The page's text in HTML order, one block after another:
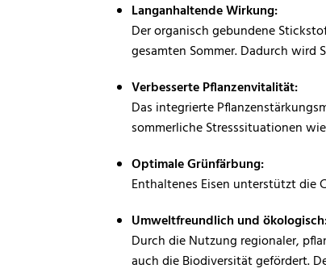
Langanhaltende Wirkung:
Der organisch gebundene
gesamten Sommer. Dadurch
Verbesserte Pflanzenvitalität:
Das integrierte
sommerliche Stresssituationen
Optimale Grünfärbung:
Enthaltenes Eisen unterstützt die
Umweltfreundlich und
Durch die Nutzung regionaler,
auch die Biodiversität gefördert.